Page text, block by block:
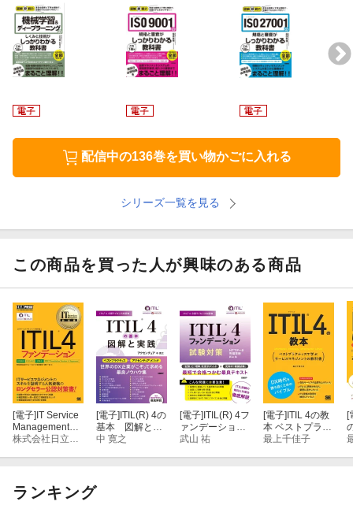
02 ITサービスマネジメントとは
03 ITILとは
04 ITIL 4の書籍体系と概要
05 ITIL 4の主要コンセプト
■2章 サービスマネジメントの主要概念
08 サービスとは
09 サービス関係とは
コラム ITIL 4はITサービスだけに関係するのか？
■3章 ITIL 4の主要概念１ 4つの側面
10 4つの側面とは
11 組織と人材
12 情報と技術
配信中の136巻を買い物かごに入れる
シリーズ一覧を見る
この商品を買った人が興味のある商品
[電子] IT Service
Management教
科書 ITIL 4ファ株式会社日立ソリューションズ
[電子] ITIL(R) 4の
基本 図解と実
践
中 寛之
[電子] ITIL(R) 4フ
ァンデーション
試験対策
武山 祐
[電子] ITIL 4の教
本 ベストプラク
ティスで学ぶサ
最上千佳子
[
ランキング